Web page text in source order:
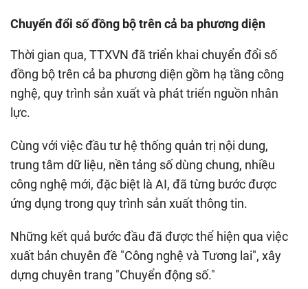
Chuyển đổi số đồng bộ trên cả ba phương diện
Thời gian qua, TTXVN đã triển khai chuyển đổi số
đồng bộ trên cả ba phương diện gồm hạ tầng công
nghệ, quy trình sản xuất và phát triển nguồn nhân
lực.
Cùng với việc đầu tư hệ thống quản trị nội dung,
trung tâm dữ liệu, nền tảng số dùng chung, nhiều
công nghệ mới, đặc biệt là AI, đã từng bước được
ứng dụng trong quy trình sản xuất thông tin.
Những kết quả bước đầu đã được thể hiện qua việc
xuất bản chuyên đề "Công nghệ và Tương lai", xây
dựng chuyên trang "Chuyển động số."